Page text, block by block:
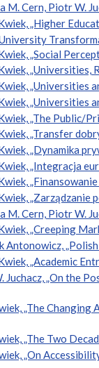
M. Cern, Piotr W.
„Higher
„Social
„Universities,
„Universities
„Universities
„The Public/
„Transfer
„Dynamika
„Integracja
„Zarządzanie
Cern, Piotr W.
„Creeping
„Academic
Juchacz, „On the
„The
„The Two
„On